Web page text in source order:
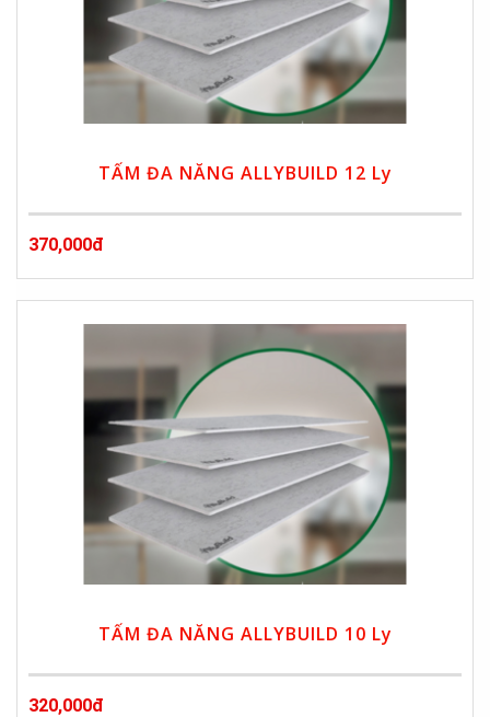
TẤM ĐA NĂNG ALLYBUILD 12 Ly
370,000đ
TẤM ĐA NĂNG ALLYBUILD 10 Ly
320,000đ